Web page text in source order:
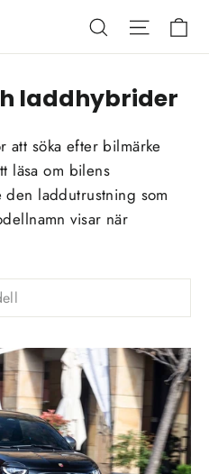
Sök
laddhybrider
att söka efter bilmärke
läsa om bilens
laddutrustning som
visar när